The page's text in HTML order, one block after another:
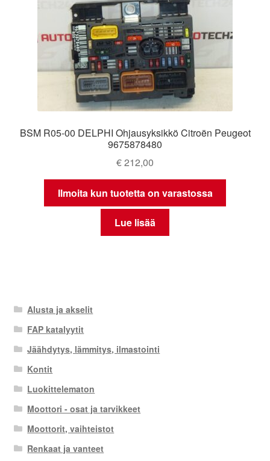
BSM R05-00 DELPHI Ohjausyksikkö Citroën Peugeot
9675878480
€212,00
Ilmoita kun tuotetta on varastossa
Lue lisää
Alusta ja akselit
FAP katalyytit
Jäähdytys, lämmitys, ilmastointi
Kontit
Luokittelematon
Moottori - osat ja tarvikkeet
Moottorit, vaihteistot
Renkaat ja vanteet